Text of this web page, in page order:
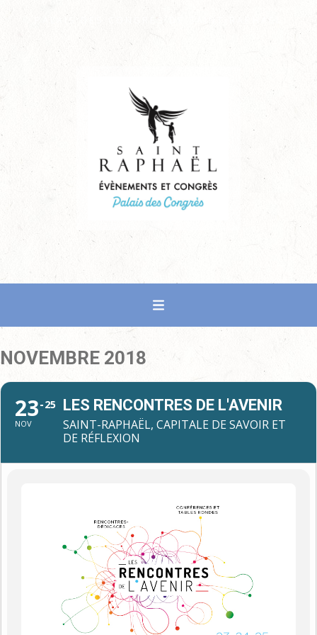
NOVEMBRE 2018
23
NOV
25 LES RENCONTRES DE L'AVENIR
SAINT-RAPHAËL, CAPITALE DE SAVOIR ET
DE RÉFLEXION